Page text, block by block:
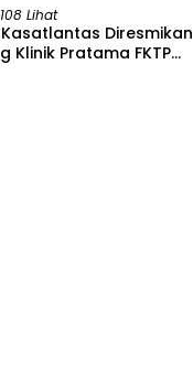
Lihat
Kasatlantas Diresmikan
Klinik Pratama FKTP